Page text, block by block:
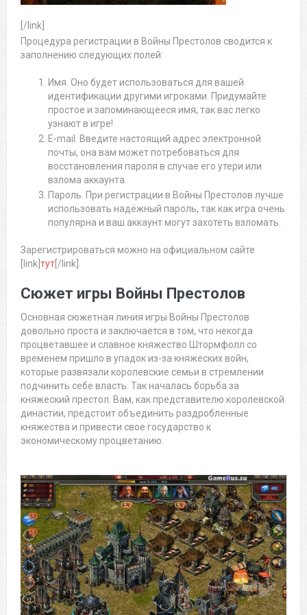
[/link]
Процедура регистрации в Войны Престолов сводится к
заполнению следующих полей:
Имя. Оно будет использоваться для вашей
идентификации другими игроками. Придумайте
простое и запоминающееся имя, так вас легко
узнают в игре!
E-mail. Введите настоящий адрес электронной
почты, она вам может потребоваться для
восстановления пароля в случае его утери или
взлома аккаунта.
Пароль. При регистрации в Войны Престолов лучше
использовать надёжный пароль, так как игра очень
популярна и ваш аккаунт могут захотеть взломать.
Зарегистрироваться можно на официальном сайте
[link] тут[/link].
Сюжет игры Войны Престолов
Основная сюжетная линия игры Войны Престолов
довольно проста и заключается в том, что некогда
процветавшее и славное княжество Штормфолл со
временем пришло в упадок из-за княжеских войн,
которые развязали королевские семьи в стремлении
подчинить себе власть. Так началась борьба за
княжеский престол. Вам, как представителю королевской
династии, предстоит объединить раздробленные
княжества и привести свое государство к
экономическому процветанию.